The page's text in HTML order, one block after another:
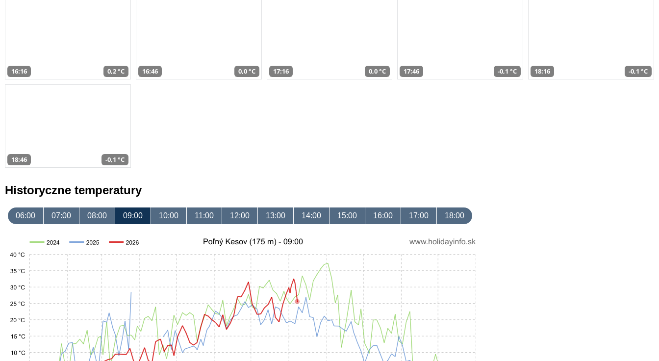
16:16 0,2 °C 16:46 0,0 °C 17:16 0,0 °C 17:46 -0,1 °C 18:16 -0,1 °C
18:46 -0,1 °C
Historyczne temperatury
06:00 07:00 08:00 09:00 10:00 11:00 12:00 13:00 14:00 15:00 16:00 17:00 18:00